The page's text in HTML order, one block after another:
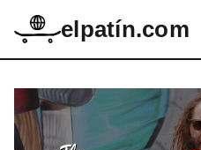
elpatín.com